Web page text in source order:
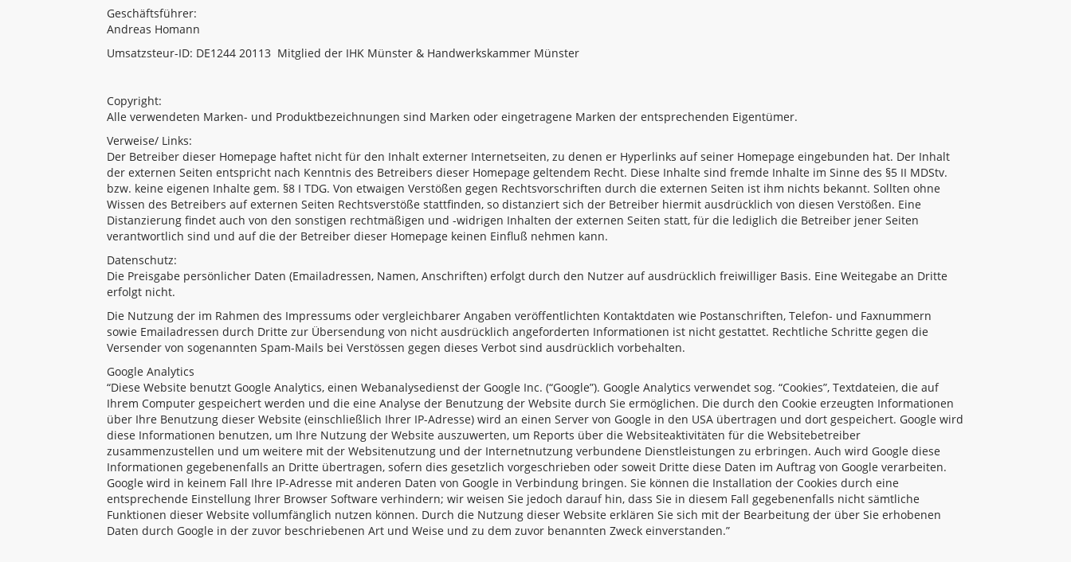
Geschäftsführer:
Andreas Homann
Umsatzsteur-ID: DE1244 20113 Mitglied der IHK Münster & Handwerkskammer Münster
Copyright:
Alle verwendeten Marken- und Produktbezeichnungen sind Marken oder eingetragene Marken der entsprechenden Eigentümer.
Verweise/ Links:
Der Betreiber dieser Homepage haftet nicht für den Inhalt externer Internetseiten, zu denen er Hyperlinks auf seiner Homepage eingebunden hat. Der Inhalt
der externen Seiten entspricht nach Kenntnis des Betreibers dieser Homepage geltendem Recht. Diese Inhalte sind fremde Inhalte im Sinne des §5 II MDStv.
bzw. keine eigenen Inhalte gem. §8 I TDG. Von etwaigen Verstößen gegen Rechtsvorschriften durch die externen Seiten ist ihm nichts bekannt. Sollten ohne
Wissen des Betreibers auf externen Seiten Rechtsverstöße stattfinden, so distanziert sich der Betreiber hiermit ausdrücklich von diesen Verstößen. Eine
Distanzierung findet auch von den sonstigen rechtmäßigen und -widrigen Inhalten der externen Seiten statt, für die lediglich die Betreiber jener Seiten
verantwortlich sind und auf die der Betreiber dieser Homepage keinen Einfluß nehmen kann.
Datenschutz:
Die Preisgabe persönlicher Daten (Emailadressen, Namen, Anschriften) erfolgt durch den Nutzer auf ausdrücklich freiwilliger Basis. Eine Weitegabe an Dritte
erfolgt nicht.
Die Nutzung der im Rahmen des Impressums oder vergleichbarer Angaben veröffentlichten Kontaktdaten wie Postanschriften, Telefon- und Faxnummern
sowie Emailadressen durch Dritte zur Übersendung von nicht ausdrücklich angeforderten Informationen ist nicht gestattet. Rechtliche Schritte gegen die
Versender von sogenannten Spam-Mails bei Verstössen gegen dieses Verbot sind ausdrücklich vorbehalten.
Google Analytics
“Diese Website benutzt Google Analytics, einen Webanalysedienst der Google Inc. (“Google”). Google Analytics verwendet sog. “Cookies”, Textdateien, die auf
Ihrem Computer gespeichert werden und die eine Analyse der Benutzung der Website durch Sie ermöglichen. Die durch den Cookie erzeugten Informationen
über Ihre Benutzung dieser Website (einschließlich Ihrer IP-Adresse) wird an einen Server von Google in den USA übertragen und dort gespeichert. Google wird
diese Informationen benutzen, um Ihre Nutzung der Website auszuwerten, um Reports über die Websiteaktivitäten für die Websitebetreiber
zusammenzustellen und um weitere mit der Websitenutzung und der Internetnutzung verbundene Dienstleistungen zu erbringen. Auch wird Google diese
Informationen gegebenenfalls an Dritte übertragen, sofern dies gesetzlich vorgeschrieben oder soweit Dritte diese Daten im Auftrag von Google verarbeiten.
Google wird in keinem Fall Ihre IP-Adresse mit anderen Daten von Google in Verbindung bringen. Sie können die Installation der Cookies durch eine
entsprechende Einstellung Ihrer Browser Software verhindern; wir weisen Sie jedoch darauf hin, dass Sie in diesem Fall gegebenenfalls nicht sämtliche
Funktionen dieser Website vollumfänglich nutzen können. Durch die Nutzung dieser Website erklären Sie sich mit der Bearbeitung der über Sie erhobenen
Daten durch Google in der zuvor beschriebenen Art und Weise und zu dem zuvor benannten Zweck einverstanden.”